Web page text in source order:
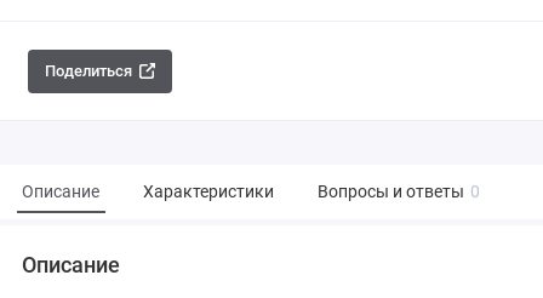
Поделиться
Описание Характеристики Вопросы и ответы 0
Описание